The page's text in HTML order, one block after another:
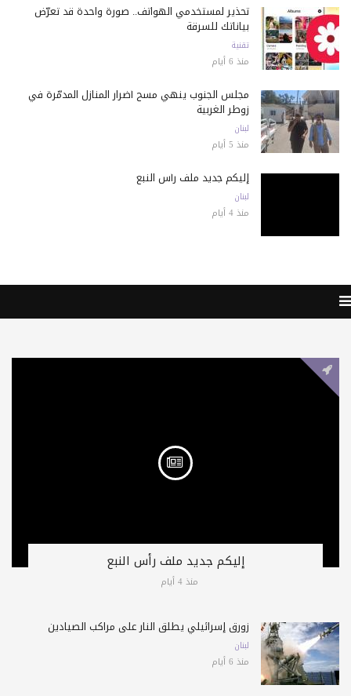
تحذير لمستخدمي الهواتف.. صورة واحدة قد تعرّض
بياناتك للسرقة
تقنية
منذ 6 أيام
مجلس الجنوب ينهي مسح أضرار المنازل المدمّرة في
زوطر الغربية
لبنان
منذ 5 أيام
إليكم جديد ملف رأس النبع
لبنان
منذ 4 أيام
إليكم جديد ملف رأس النبع
منذ 4 أيام
زورق إسرائيلي يطلق النار على مراكب الصيادين
لبنان
منذ 6 أيام